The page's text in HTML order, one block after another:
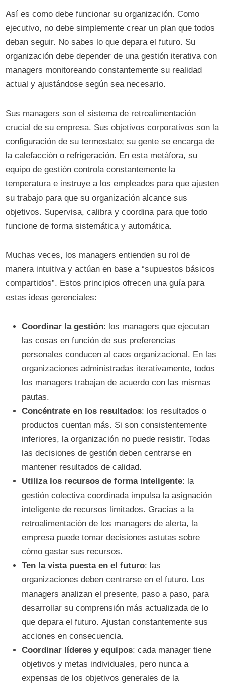
Así es como debe funcionar su organización. Como
ejecutivo, no debe simplemente crear un plan que todos
deban seguir. No sabes lo que depara el futuro. Su
organización debe depender de una gestión iterativa con
managers monitoreando constantemente su realidad
actual y ajustándose según sea necesario.
Sus managers son el sistema de retroalimentación
crucial de su empresa. Sus objetivos corporativos son la
configuración de su termostato; su gente se encarga de
la calefacción o refrigeración. En esta metáfora, su
equipo de gestión controla constantemente la
temperatura e instruye a los empleados para que ajusten
su trabajo para que su organización alcance sus
objetivos. Supervisa, calibra y coordina para que todo
funcione de forma sistemática y automática.
Muchas veces, los managers entienden su rol de
manera intuitiva y actúan en base a “supuestos básicos
compartidos”. Estos principios ofrecen una guía para
estas ideas gerenciales:
Coordinar la gestión: los managers que ejecutan
las cosas en función de sus preferencias
personales conducen al caos organizacional. En las
organizaciones administradas iterativamente, todos
los managers trabajan de acuerdo con las mismas
pautas.
Concéntrate en los resultados: los resultados o
productos cuentan más. Si son consistentemente
inferiores, la organización no puede resistir. Todas
las decisiones de gestión deben centrarse en
mantener resultados de calidad.
Utiliza los recursos de forma inteligente: la
gestión colectiva coordinada impulsa la asignación
inteligente de recursos limitados. Gracias a la
retroalimentación de los managers de alerta, la
empresa puede tomar decisiones astutas sobre
cómo gastar sus recursos.
Ten la vista puesta en el futuro: las
organizaciones deben centrarse en el futuro. Los
managers analizan el presente, paso a paso, para
desarrollar su comprensión más actualizada de lo
que depara el futuro. Ajustan constantemente sus
acciones en consecuencia.
Coordinar líderes y equipos: cada manager tiene
objetivos y metas individuales, pero nunca a
expensas de los objetivos generales de la